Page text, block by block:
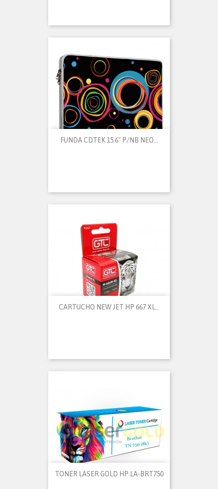
FUNDA CDTEK 15.6" P/NB NEO...
CARTUCHO NEW JET HP 667 XL...
TONER LASER GOLD HP LA-BRT750